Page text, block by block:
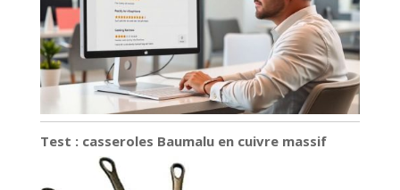
Test : casseroles Baumalu en cuivre massif